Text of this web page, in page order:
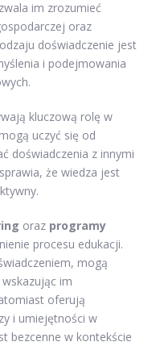
im zrozumieć
oraz
doświadczenie jest
i podejmowania
kluczową rolę w
uczyć się od
doświadczenia z innymi
że wiedza jest
oraz programy
procesu edukacji.
mogą
im
oferują
i umiejętności w
bezcenne w kontekście